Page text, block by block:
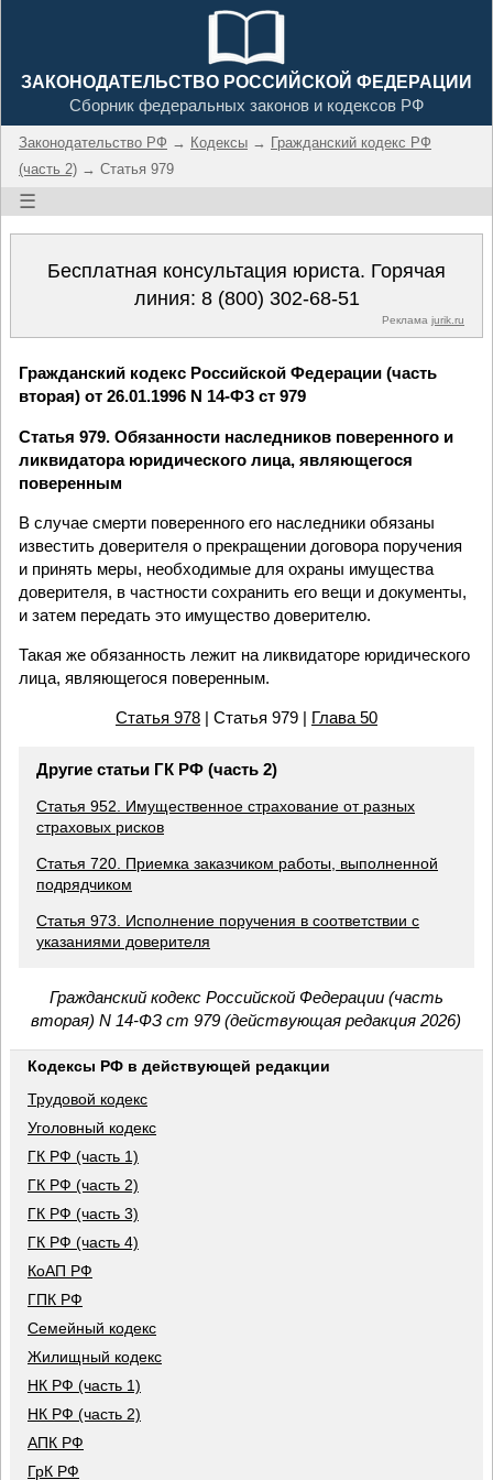
ЗАКОНОДАТЕЛЬСТВО РОССИЙСКОЙ ФЕДЕРАЦИИ
Сборник федеральных законов и кодексов РФ
Законодательство РФ → Кодексы → Гражданский кодекс РФ
(часть 2) → Статья 979
☰
Бесплатная консультация юриста. Горячая
линия: 8 (800) 302-68-51
Реклама jurik.ru
Гражданский кодекс Российской Федерации (часть
вторая) от 26.01.1996 N 14-ФЗ ст 979
Статья 979. Обязанности наследников поверенного и
ликвидатора юридического лица, являющегося
поверенным
В случае смерти поверенного его наследники обязаны
известить доверителя о прекращении договора поручения
и принять меры, необходимые для охраны имущества
доверителя, в частности сохранить его вещи и документы,
и затем передать это имущество доверителю.
Такая же обязанность лежит на ликвидаторе юридического
лица, являющегося поверенным.
Статья 978| Статья 979 | Глава 50
Другие статьи ГК РФ (часть 2)
Статья 952. Имущественное страхование от разных
страховых рисков
Статья 720. Приемка заказчиком работы, выполненной
подрядчиком
Статья 973. Исполнение поручения в соответствии с
указаниями доверителя
Гражданский кодекс Российской Федерации (часть
вторая) N 14-ФЗ ст 979 (действующая редакция 2026)
Кодексы РФ в действующей редакции
Трудовой кодекс
Уголовный кодекс
ГК РФ (часть 1)
ГК РФ (часть 2)
ГК РФ (часть 3)
ГК РФ (часть 4)
КоАП РФ
ГПК РФ
Семейный кодекс
Жилищный кодекс
НК РФ (часть 1)
НК РФ (часть 2)
АПК РФ
ГрК РФ